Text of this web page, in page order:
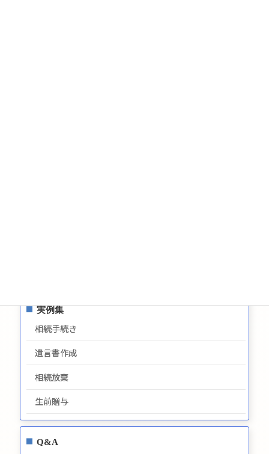
実例集
相続手続き
遺言書作成
相続放棄
生前贈与
Q&A